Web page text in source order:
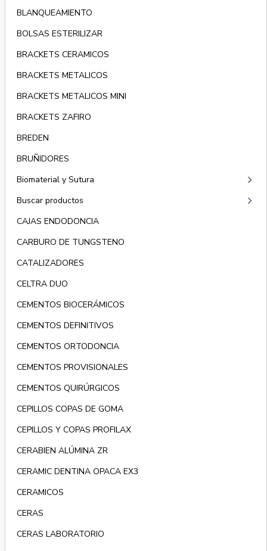
BLANQUEAMIENTO
BOLSAS ESTERILIZAR
BRACKETS CERAMICOS
BRACKETS METALICOS
BRACKETS METALICOS MINI
BRACKETS ZAFIRO
BREDEN
BRUÑIDORES
Biomaterial y Sutura
keyboard_arrow_right
Buscar productos keyboard_arrow_right
CAJAS ENDODONCIA
CARBURO DE TUNGSTENO
CATALIZADORES
CELTRA DUO
CEMENTOS BIOCERÁMICOS
CEMENTOS DEFINITIVOS
CEMENTOS ORTODONCIA
CEMENTOS PROVISIONALES
CEMENTOS QUIRÚRGICOS
CEPILLOS COPAS DE GOMA
CEPILLOS Y COPAS PROFILAX
CERABIEN ALÚMINA ZR
CERAMIC DENTINA OPACA EX3
CERAMICOS
CERAS
CERAS LABORATORIO